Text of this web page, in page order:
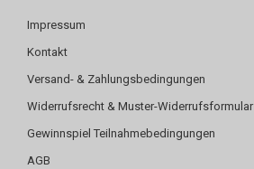
Impressum
Kontakt
Versand- & Zahlungsbedingungen
Widerrufsrecht & Muster-Widerrufsformular
Gewinnspiel Teilnahmebedingungen
AGB